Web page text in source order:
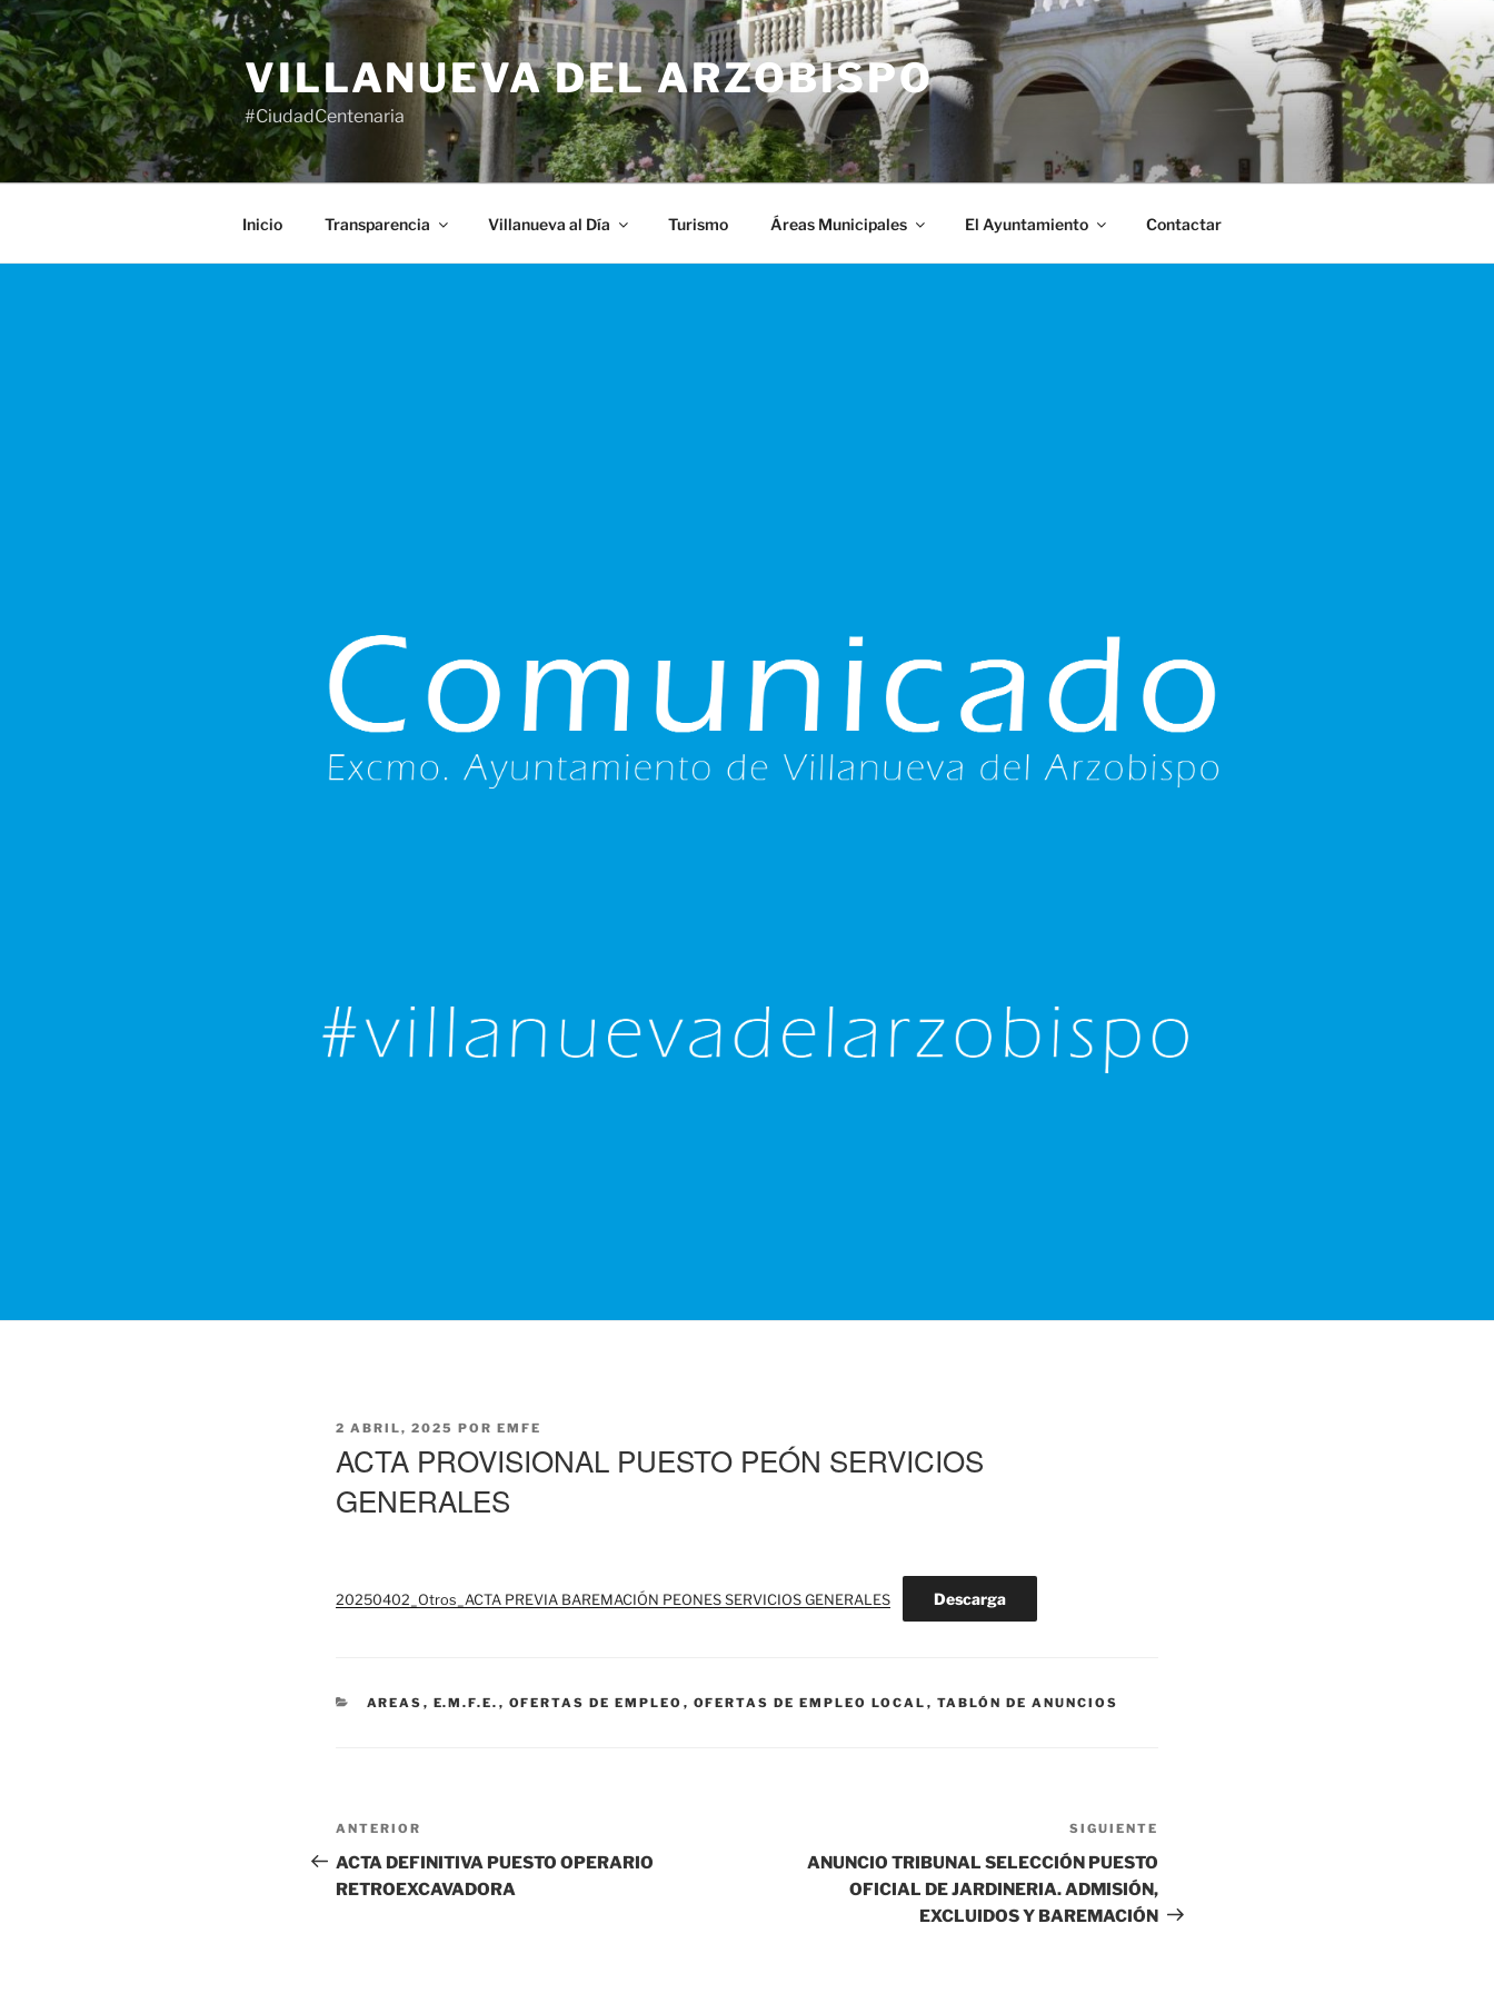
Saltar
al
contenido
VILLANUEVA DEL ARZOBISPO
#CiudadCentenaria
Inicio Transparencia Villanueva al Día Turismo Áreas Municipales El Ayuntamiento Contactar
PUBLICADO
2 ABRIL, 2025 POR EMFE
ACTA PROVISIONAL PUESTO PEÓN SERVICIOS
GENERALES
20250402_Otros_ACTA PREVIA BAREMACIÓN PEONES SERVICIOS GENERALES Descarga
CATEGORÍAS
AREAS , E.M.F.E. , OFERTAS DE EMPLEO , OFERTAS DE EMPLEO LOCAL , TABLÓN DE ANUNCIOS
Navegación
de
entradas
Entrada
anterior:
ANTERIOR
ACTA DEFINITIVA PUESTO OPERARIO
RETROEXCAVADORA
SIGUIENTE
ANUNCIO TRIBUNAL SELECCIÓN PUESTO
OFICIAL DE JARDINERIA. ADMISIÓN,
EXCLUIDOS Y BAREMACIÓN